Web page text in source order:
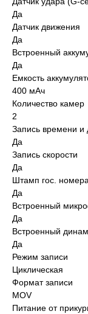
Да
Датчик движения
Да
Встроенный
Да
Емкость
400 мАч
Количество камер
2
Запись времени и
Да
Запись скорости
Да
Штамп гос. номера
Да
Встроенный
Да
Встроенный
Да
Режим записи
Циклическая
Формат записи
MOV
Питание от